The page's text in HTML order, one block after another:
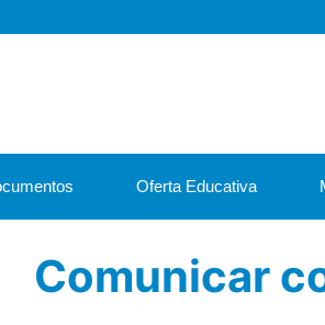
Oferta Educativa
Comunicar